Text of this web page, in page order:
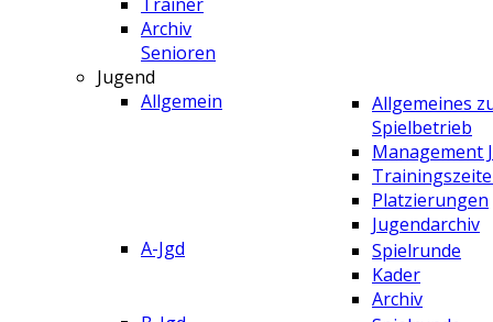
Archiv
Senioren
Jugend
Allgemein
Allgemeines
Spielbetrieb
Management
Platzierungen
Jugendarchiv
A-Jgd
Spielrunde
Kader
Archiv